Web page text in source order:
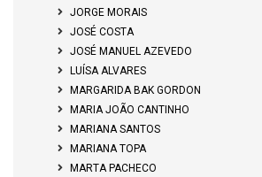
JORGE MORAIS
JOSÉ COSTA
JOSÉ MANUEL AZEVEDO
LUÍSA ALVARES
MARGARIDA BAK GORDON
MARIA JOÃO CANTINHO
MARIANA SANTOS
MARIANA TOPA
MARTA PACHECO